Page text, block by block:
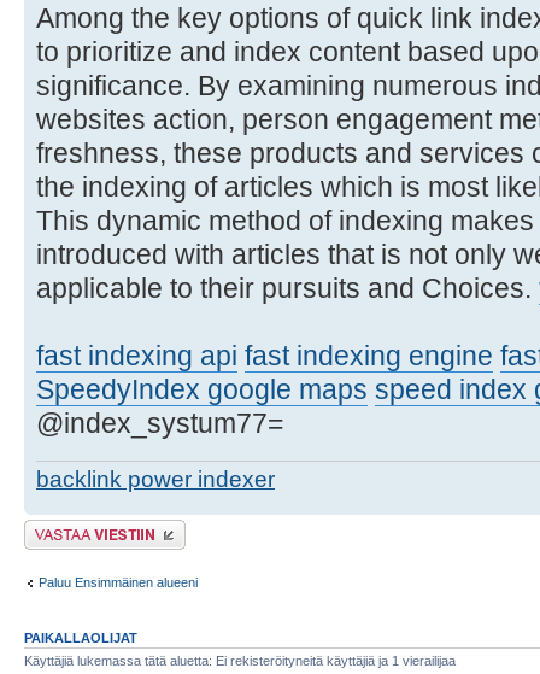
Among the key options of quick link
to prioritize and index content based
significance. By examining numerous
websites action, person engagement
freshness, these products and services
the indexing of articles which is most
This dynamic method of indexing
introduced with articles that is not only
applicable to their pursuits and Choices.
fast indexing api fast indexing engine
SpeedyIndex google maps speed index
@index_systum77=
backlink power indexer
Lähetä vastaus
Paluu Ensimmäinen alueeni
PAIKALLAOLIJAT
Käyttäjiä lukemassa tätä aluetta: Ei rekisteröityneitä käyttäjiä ja 1 vierailijaa